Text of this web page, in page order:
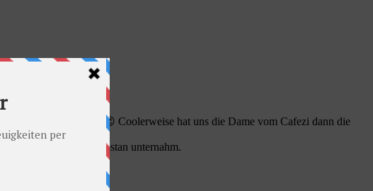
getrunken. 😉 Coolerweise hat uns die Dame vom Cafezi dann die
Ausflug nach Kirgistan unternahm.